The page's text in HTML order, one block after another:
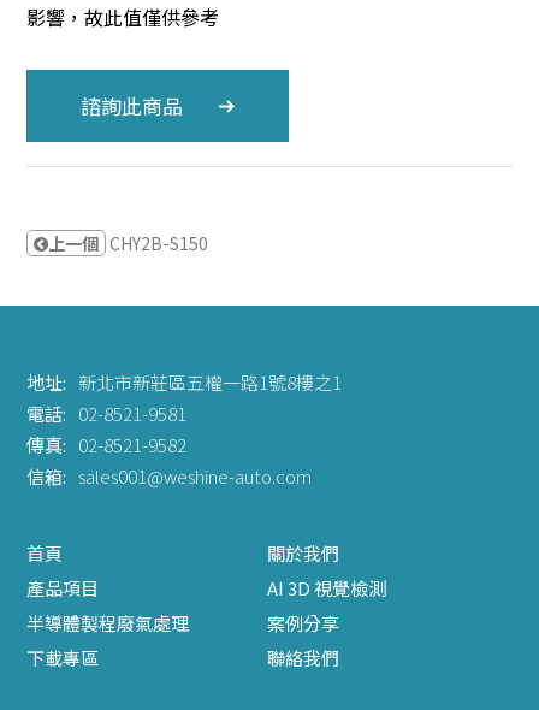
影響，故此值僅供參考
諮詢此商品
上一個 CHY2B-S150
地址: 新北市新莊區五權一路1號8樓之1
電話: 02-8521-9581
傳真: 02-8521-9582
信箱: sales001@weshine-auto.com
首頁
關於我們
產品項目
AI 3D 視覺檢測
半導體製程廢氣處理
案例分享
下載專區
聯絡我們